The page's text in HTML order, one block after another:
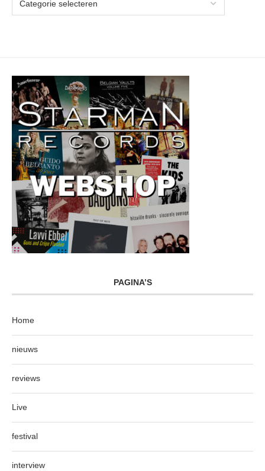
PAGINA’S
Home
nieuws
reviews
Live
festival
interview